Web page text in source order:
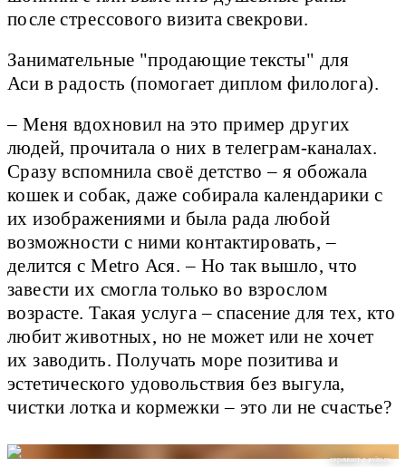
после стрессового визита свекрови.
Занимательные "продающие тексты" для
Аси в радость (помогает диплом филолога).
– Меня вдохновил на это пример других
людей, прочитала о них в телеграм-каналах.
Сразу вспомнила своё детство – я обожала
кошек и собак, даже собирала календарики с
их изображениями и была рада любой
возможности с ними контактировать, –
делится с Metro Ася. – Но так вышло, что
завести их смогла только во взрослом
возрасте. Такая услуга – спасение для тех, кто
любит животных, но не может или не хочет
их заводить. Получать море позитива и
эстетического удовольствия без выгула,
чистки лотка и кормежки – это ли не счастье?
скриншот с avito.ru